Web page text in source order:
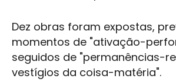
Dez obras foram expostas,
momentos de "ativação-
seguidos de "permanências-
vestígios da coisa-matéria".